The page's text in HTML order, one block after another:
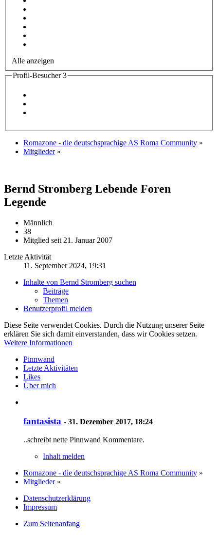
Alle anzeigen
Profil-Besucher3
Romazone - die deutschsprachige AS Roma Community »
Mitglieder »
Bernd Stromberg Lebende Foren
Legende
Männlich
38
Mitglied seit 21. Januar 2007
Letzte Aktivität
11. September 2024, 19:31
Inhalte von Bernd Stromberg suchen
Beiträge
Themen
Benutzerprofil melden
Diese Seite verwendet Cookies. Durch die Nutzung unserer Seite
erklären Sie sich damit einverstanden, dass wir Cookies setzen.
Weitere Informationen
Pinnwand
Letzte Aktivitäten
Likes
Über mich
fantasista - 31. Dezember 2017, 18:24
..schreibt nette Pinnwand Kommentare.
Inhalt melden
Romazone - die deutschsprachige AS Roma Community »
Mitglieder »
Datenschutzerklärung
Impressum
Zum Seitenanfang